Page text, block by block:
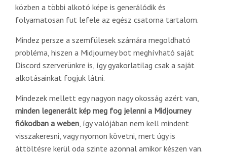
közben a többi alkotó képe is generálódik és
folyamatosan fut lefele az egész csatorna tartalom.
Mindez persze a szemfülesek számára megoldható
probléma, hiszen a Midjourney bot meghívható saját
Discord szerverünkre is, így gyakorlatilag csak a saját
alkotásainkat fogjuk látni.
Mindezek mellett egy nagyon nagy okosság azért van,
minden legenerált kép meg fog jelenni a Midjourney
fiókodban a weben , így valójában nem kell mindent
visszakeresni, vagy nyomon követni, mert úgy is
áttöltésre kerül oda szinte azonnal amikor készen van.